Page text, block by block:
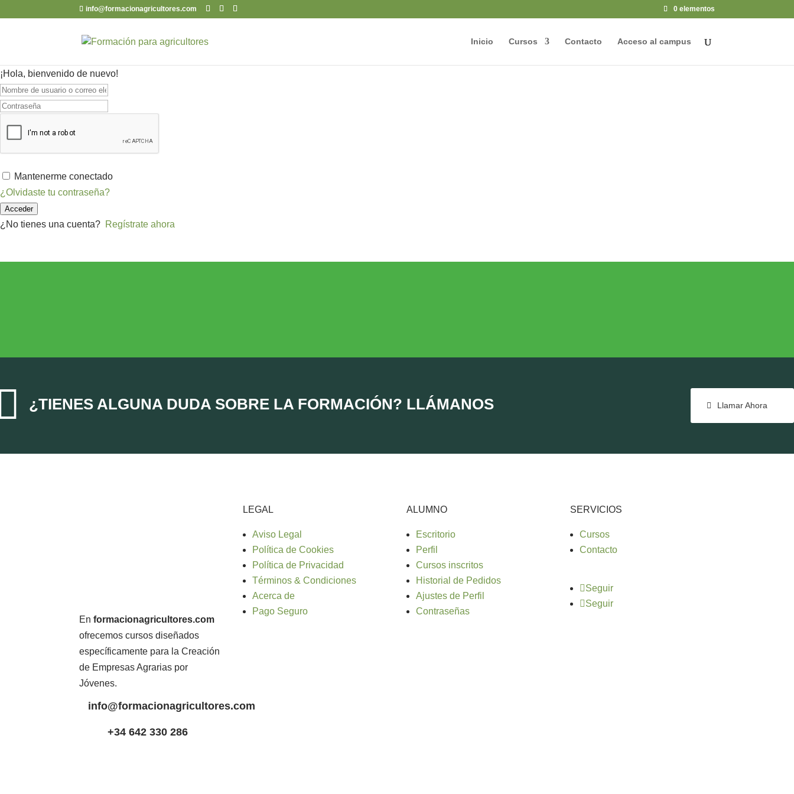
info@formacionagricultores.com 0 elementos
Inicio Cursos Contacto Acceso al campus
¡Hola, bienvenido de nuevo!
Mantenerme conectado
¿Olvidaste tu contraseña?
Acceder
¿No tienes una cuenta? Regístrate ahora
¿TIENES ALGUNA DUDA SOBRE LA FORMACIÓN? LLÁMANOS Llamar Ahora
Enformacionagricultores.com
ofrecemos cursos diseñados
específicamente para la Creación
de Empresas Agrarias por
Jóvenes.
info@formacionagricultores.com
+34 642 330 286
LEGAL
Aviso Legal
Política de Cookies
Política de Privacidad
Términos & Condiciones
Acerca de
Pago Seguro
ALUMNO
Escritorio
Perfil
Cursos inscritos
Historial de Pedidos
Ajustes de Perfil
Contraseñas
SERVICIOS
Cursos
Contacto
Seguir
Seguir